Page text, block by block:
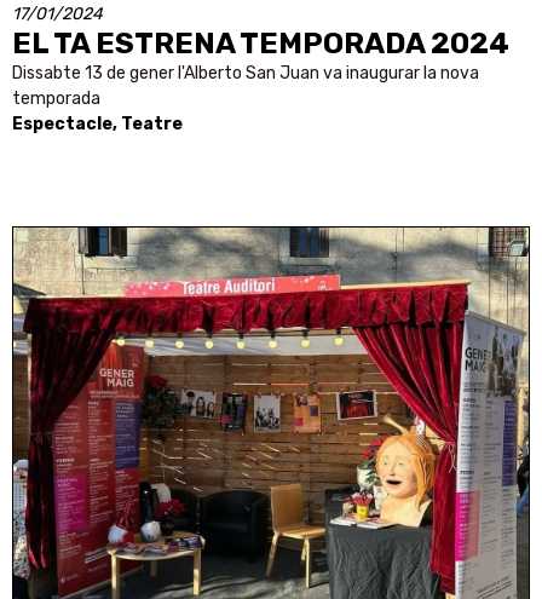
17/01/2024
EL TA ESTRENA TEMPORADA 2024
Dissabte 13 de gener l'Alberto San Juan va inaugurar la nova
temporada
Espectacle, Teatre